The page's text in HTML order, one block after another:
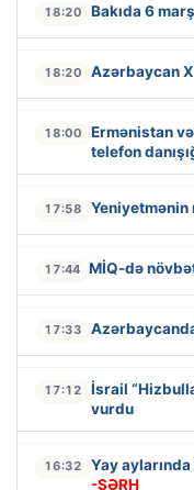
18:20 Bakıda 6
18:20 Azərbaycan
18:00
Ermənistan
telefon
17:58 Yeniyetmənin
17:44 MİQ-də
17:33
17:12
İsrail
vurdu
16:32
Yay
-ŞƏRH